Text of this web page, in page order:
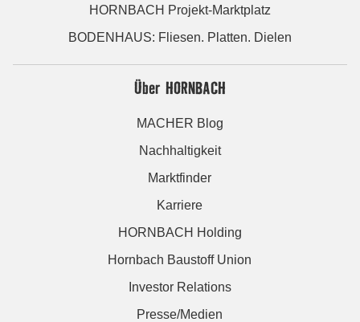
HORNBACH Projekt-Marktplatz
BODENHAUS: Fliesen. Platten. Dielen
Über HORNBACH
MACHER Blog
Nachhaltigkeit
Marktfinder
Karriere
HORNBACH Holding
Hornbach Baustoff Union
Investor Relations
Presse/Medien